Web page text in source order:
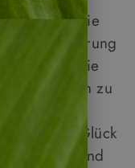
Wer die
Durchquerung
die
hautnah zu
Schiffe
mit etwas Glück
Vögel und